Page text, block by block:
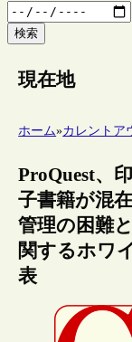
検索
現在地
ホーム»カレントア
ProQuest、
子書籍が混
管理の困難
関するホワ
表